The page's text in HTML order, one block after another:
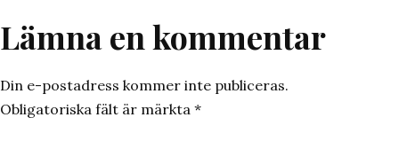
Lämna en kommentar
Din e-postadress kommer inte publiceras.
Obligatoriska fält är märkta *